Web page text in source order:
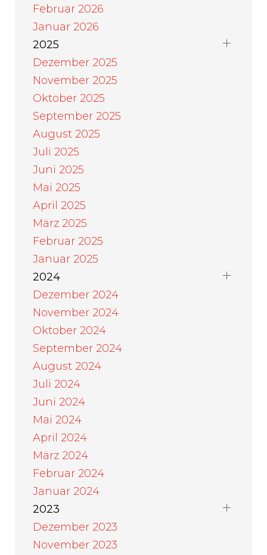
Februar 2026
Januar 2026
2025
Dezember 2025
November 2025
Oktober 2025
September 2025
August 2025
Juli 2025
Juni 2025
Mai 2025
April 2025
März 2025
Februar 2025
Januar 2025
2024
Dezember 2024
November 2024
Oktober 2024
September 2024
August 2024
Juli 2024
Juni 2024
Mai 2024
April 2024
März 2024
Februar 2024
Januar 2024
2023
Dezember 2023
November 2023